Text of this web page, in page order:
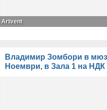
Artvent
Владимир Зомбори в
Ноември, в Зала 1 на НДК